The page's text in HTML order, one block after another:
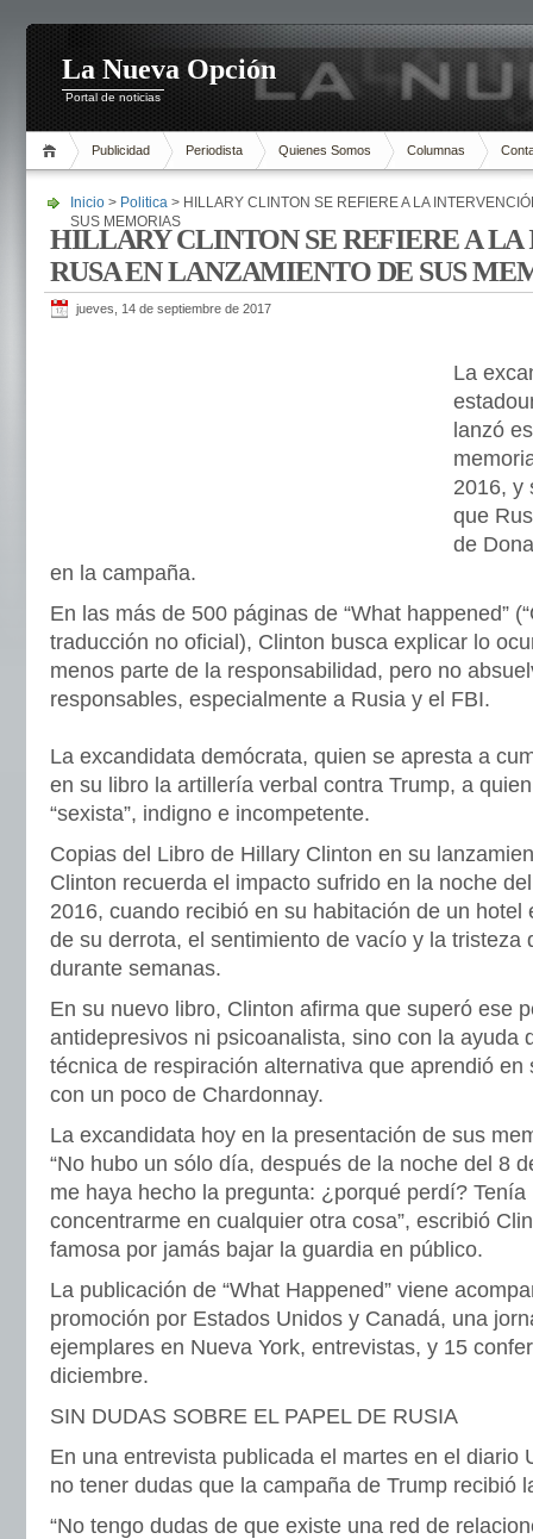
La Nueva Opción
Portal de noticias
Publicidad Periodista Quienes Somos Columnas
Inicio > Politica > HILLARY CLINTON SE REFIERE A LA
SUS MEMORIAS
HILLARY CLINTON SE REFIERE A LA
RUSA EN LANZAMIENTO DE SUS
jueves, 14 de septiembre de 2017
La
lanzó
2016, y
que
de
en la campaña.
En las más de 500 páginas de “What happened”
traducción no oficial), Clinton busca explicar lo
menos parte de la responsabilidad, pero no
responsables, especialmente a Rusia y el FBI.
La excandidata demócrata, quien se apresta a
en su libro la artillería verbal contra Trump, a
“sexista”, indigno e incompetente.
Copias del Libro de Hillary Clinton en su
Clinton recuerda el impacto sufrido en la noche
2016, cuando recibió en su habitación de un hotel
de su derrota, el sentimiento de vacío y la tristeza
durante semanas.
En su nuevo libro, Clinton afirma que superó ese
antidepresivos ni psicoanalista, sino con la ayuda
técnica de respiración alternativa que aprendió en
con un poco de Chardonnay.
La excandidata hoy en la presentación de sus
“No hubo un sólo día, después de la noche del 8
me haya hecho la pregunta: ¿porqué perdí?
concentrarme en cualquier otra cosa”, escribió
famosa por jamás bajar la guardia en público.
La publicación de “What Happened” viene
promoción por Estados Unidos y Canadá, una
ejemplares en Nueva York, entrevistas, y 15
diciembre.
SIN DUDAS SOBRE EL PAPEL DE RUSIA
En una entrevista publicada el martes en el diario
no tener dudas que la campaña de Trump recibió
“No tengo dudas de que existe una red de